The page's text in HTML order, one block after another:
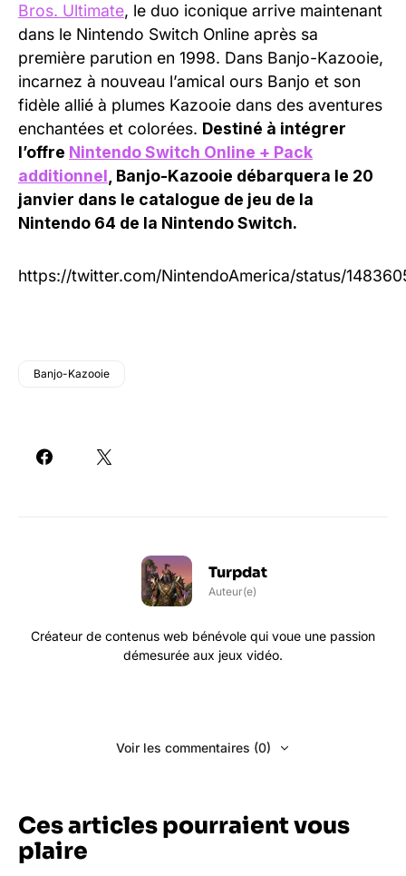
Bros. Ultimate, le duo iconique arrive maintenant
dans le Nintendo Switch Online après sa
première parution en 1998. Dans Banjo-Kazooie,
incarnez à nouveau l’amical ours Banjo et son
fidèle allié à plumes Kazooie dans des aventures
enchantées et colorées. Destiné à intégrer
l’offre Nintendo Switch Online + Pack
additionnel, Banjo-Kazooie débarquera le 20
janvier dans le catalogue de jeu de la
Nintendo 64 de la Nintendo Switch.
https://twitter.com/NintendoAmerica/status/
Banjo-Kazooie
Turpdat
Auteur(e)
Créateur de contenus web bénévole qui voue une passion
démesurée aux jeux vidéo.
Voir les commentaires (0)
Ces articles pourraient vous
plaire